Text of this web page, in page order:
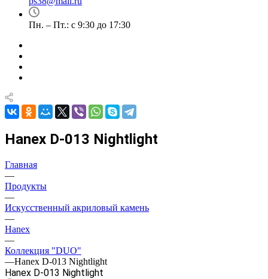
Пн. – Пт.: с 9:30 до 17:30
Hanex D-013 Nightlight
Главная
—
Продукты
—
Искусственный акриловый камень
—
Hanex
—
Коллекция "DUO"
—Hanex D-013 Nightlight
Hanex D-013 Nightlight